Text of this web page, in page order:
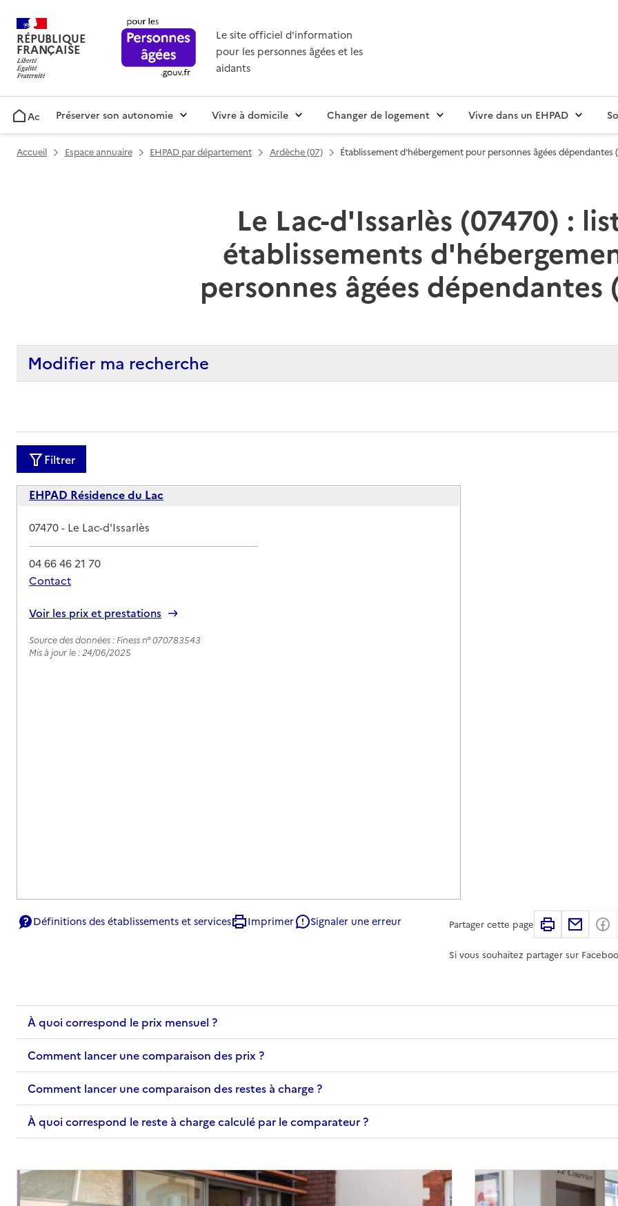
RÉPUBLIQUE
FRANÇAISE
Le site officiel d'information
pour les personnes âgées et les
aidants
AccueilPréserver son autonomie Vivre à domicile Changer de logement Vivre dans un EHPAD
Accueil Espace annuaire EHPAD par département Ardèche (07) Établissement d'hébergement pour personnes âgées dépendantes
Le Lac-d'Issarlès (07470) :
établissements
personnes âgées dépendantes
Modifier ma recherche
Filtrer
EHPAD Résidence du Lac
Adresse
07470- Le Lac-d'Issarlès
04 66 46 21 70
Contact
Voir les prix et prestations
Source des données : Finess n° 070783543
Mis à jour le : 24/06/2025
Définitions des établissements et services Imprimer Signaler une erreur Partager cette page Imprimer
Si vous souhaitez partager sur
À quoi correspond le prix mensuel ?
Comment lancer une comparaison des prix ?
Comment lancer une comparaison des restes à charge ?
À quoi correspond le reste à charge calculé par le comparateur ?